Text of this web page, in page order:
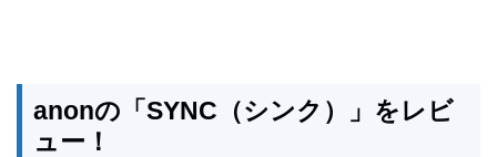
anonの「SYNC（シンク）」をレビ
ュー！